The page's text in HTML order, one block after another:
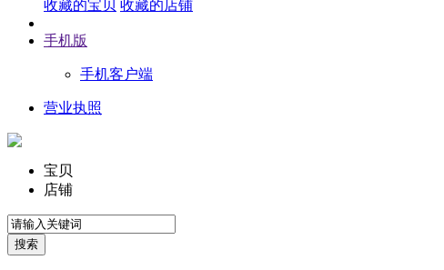
收藏的宝贝 收藏的店铺
手机版
手机客户端
营业执照
宝贝
店铺